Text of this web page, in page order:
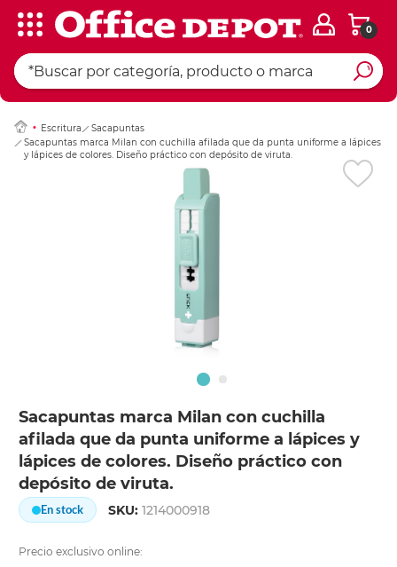
0
Escritura
Sacapuntas
Sacapuntas marca Milan con cuchilla afilada que da punta uniforme a lápices
y lápices de colores. Diseño práctico con depósito de viruta.
Sacapuntas marca Milan con cuchilla
afilada que da punta uniforme a lápices y
lápices de colores. Diseño práctico con
depósito de viruta.
En stock SKU:1214000918
Precio exclusivo online:
Ingresar Codigo